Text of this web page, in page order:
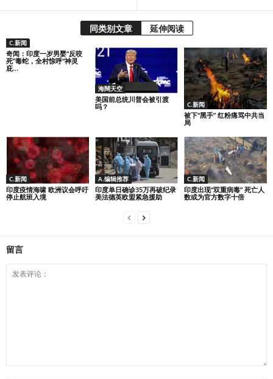
同类别文章 延伸阅读
C.新闻
奇闻：印度一岁男婴“反咬
死”毒蛇，全村惊呼“神灵
庇...
海闊天空
美国前总统川普会被引渡
吗？
C.新闻
被下“黑手” 红粉痛骂中共当
局
C.新闻
印度疫情海啸 欧洲议会呼吁
停止航班入境
A.编辑推荐
印度单日确诊35万再破纪录
美法德英欧盟紧急援助
C.新闻
印度出现“双重病毒” 死亡人
数或为官方数字十倍
留言